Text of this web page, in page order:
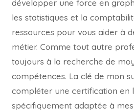
développer une force en
les statistiques et la
ressources pour vous aider à
métier. Comme tout autre
toujours à la recherche de
compétences. La clé de mon
compléter une certification en
spécifiquement adaptée à